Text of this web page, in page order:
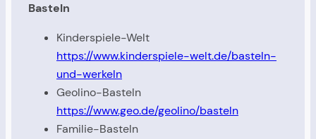
Basteln
Kinderspiele-Welt
https://www.kinderspiele-welt.de/basteln-
und-werkeln
Geolino-Basteln
https://www.geo.de/geolino/basteln
Familie-Basteln